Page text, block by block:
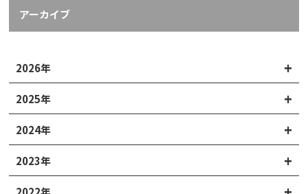
アーカイブ
2026年
2025年
2024年
2023年